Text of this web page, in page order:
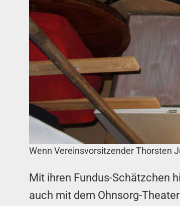
Wenn Vereinsvorsitzender Thorsten
Mit ihren Fundus-Schätzchen
auch mit dem Ohnsorg-